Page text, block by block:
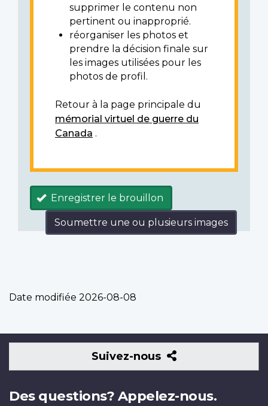
supprimer le contenu non
pertinent ou inapproprié.
réorganiser les photos et
prendre la décision finale sur
les images utilisées pour les
photos de profil.
Retour à la page principale du
mémorial virtuel de guerre du
Canada .
Enregistrer le brouillon
Soumettre une ou plusieurs images
Date modifiée 2026-08-08
Suivez-nous
Suivez-
nous
Des questions? Appelez-nous.